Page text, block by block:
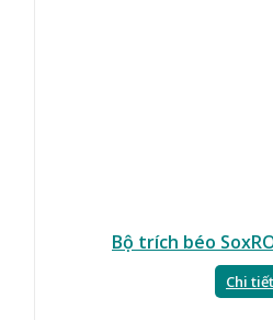
Bộ trích béo
Chi tiết